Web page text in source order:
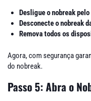
Desligue o nobreak
Desconecte o nobreak
Remova todos os
Agora, com segurança
do nobreak.
Passo 5: Abra o